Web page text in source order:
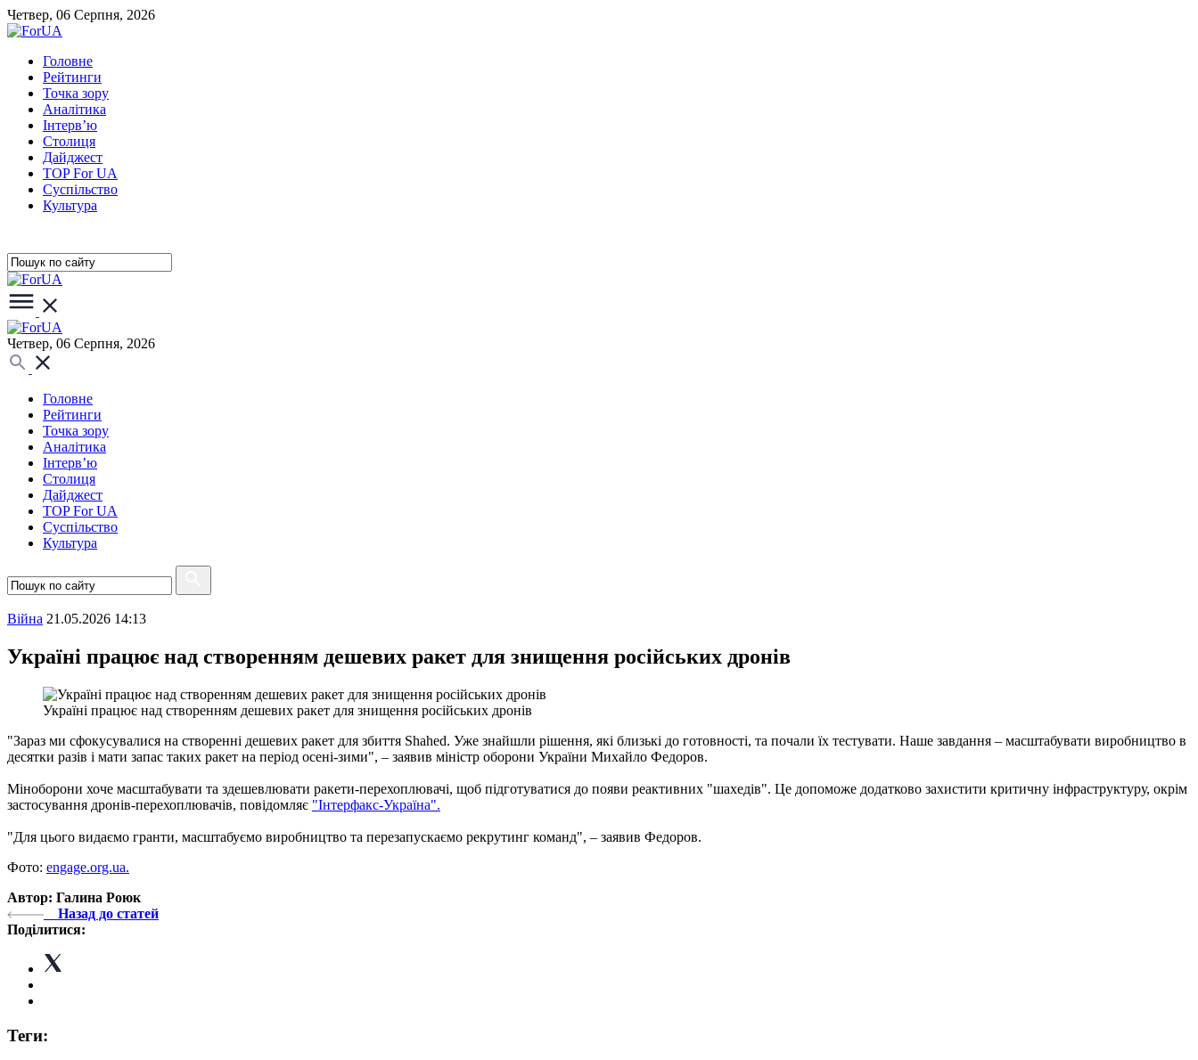
Четвер, 06 Серпня, 2026
Головне
Рейтинги
Точка зору
Аналітика
Інтерв’ю
Столиця
Дайджест
TOP For UA
Суспiльство
Культура
Четвер, 06 Серпня, 2026
Головне
Рейтинги
Точка зору
Аналітика
Інтерв’ю
Столиця
Дайджест
TOP For UA
Суспiльство
Культура
Війна 21.05.2026 14:13
Україні працює над створенням дешевих ракет для знищення російських дронів
Україні працює над створенням дешевих ракет для знищення російських дронів
"Зараз ми сфокусувалися на створенні дешевих ракет для збиття Shahed. Уже знайшли рішення, які близькі до готовності, та почали їх тестувати. Наше завдання – масштабувати виробництво в
десятки разів і мати запас таких ракет на період осені-зими", – заявив міністр оборони України Михайло Федоров.
Міноборони хоче масштабувати та здешевлювати ракети-перехоплювачі, щоб підготуватися до появи реактивних "шахедів". Це допоможе додатково захистити критичну інфраструктуру, окрім
застосування дронів-перехоплювачів, повідомляє "Інтерфакс-Україна".
"Для цього видаємо гранти, масштабуємо виробництво та перезапускаємо рекрутинг команд", – заявив Федоров.
Фото: engage.org.ua.
Автор: Галина Роюк
Назад до статей
Поділитися:
Теги: